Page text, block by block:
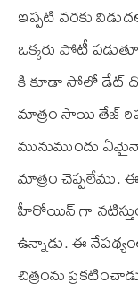
ఇప్పటి వరకు
ఒక్కరు పోటీ
కి కూడా సోలో డేట్
మాత్రం సాయి తేజ్
మునుముందు
మాత్రం చెప్పలేము.
హీరోయిన్ గా
ఉన్నాడు. ఈ
చిత్రంను